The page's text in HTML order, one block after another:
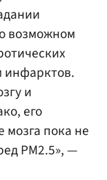
возможном
инфарктов.
и
его
мозга пока не
PM2.5», —